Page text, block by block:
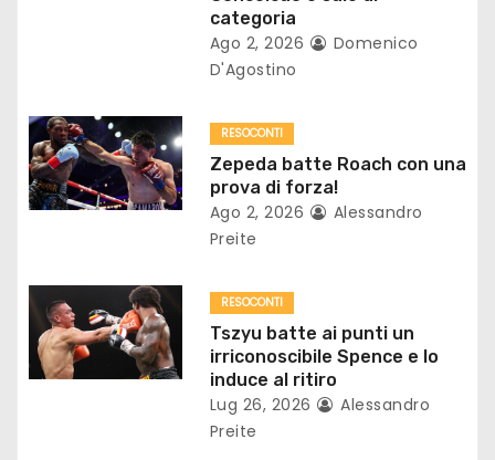
t
i
c
l
i
categoria
Ago 2, 2026
Domenico
D'Agostino
RESOCONTI
Zepeda batte Roach con una
prova di forza!
Ago 2, 2026
Alessandro
Preite
RESOCONTI
Tszyu batte ai punti un
irriconoscibile Spence e lo
induce al ritiro
Lug 26, 2026
Alessandro
Preite